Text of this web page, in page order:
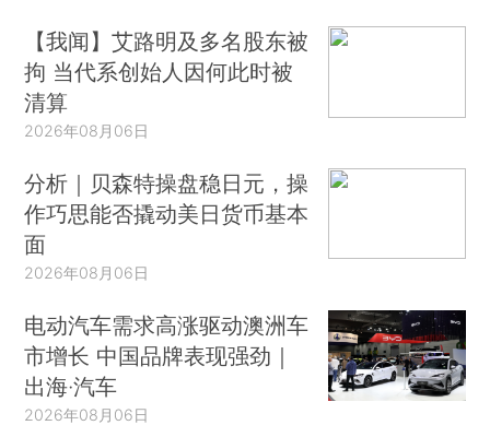
【我闻】艾路明及多名股东被
拘 当代系创始人因何此时被
清算
2026年08月06日
分析｜贝森特操盘稳日元，操
作巧思能否撬动美日货币基本
面
2026年08月06日
电动汽车需求高涨驱动澳洲车
市增长 中国品牌表现强劲｜
出海·汽车
2026年08月06日